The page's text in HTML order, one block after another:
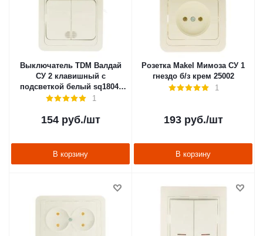
Выключатель TDM Валдай
СУ 2 клавишный с
подсветкой белый sq1804-
0006
1
154руб./шт
В корзину
Розетка Makel Мимоза СУ 1
гнездо б/з крем 25002
1
193руб./шт
В корзину